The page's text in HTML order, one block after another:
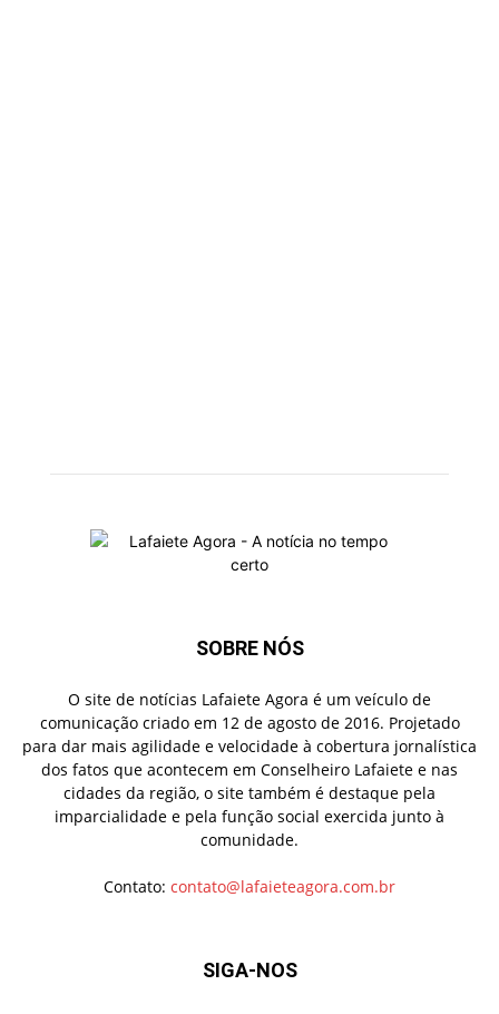
SOBRE NÓS
O site de notícias Lafaiete Agora é um veículo de
comunicação criado em 12 de agosto de 2016. Projetado
para dar mais agilidade e velocidade à cobertura jornalística
dos fatos que acontecem em Conselheiro Lafaiete e nas
cidades da região, o site também é destaque pela
imparcialidade e pela função social exercida junto à
comunidade.
Contato: contato@lafaieteagora.com.br
SIGA-NOS